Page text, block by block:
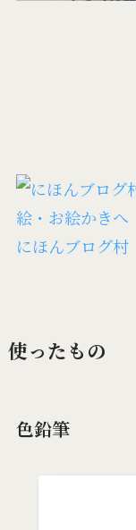
にほんブログ村
使ったもの
色鉛筆